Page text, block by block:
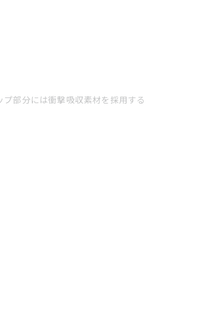
部分には衝撃吸収素材を採用する